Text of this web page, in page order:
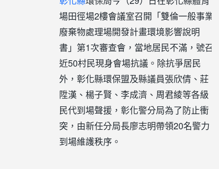
場田徑場2樓會議室召開「雙倫一般事業
廢棄物處理場開發計畫環境影響說明
書」第1次審查會，當地居民不滿，號召
近50村民現身會場抗議。除抗爭居民
外，彰化縣環保盟及縣議員張欣倩、莊
陞漢、楊子賢、李成濟、周君綾等各級
民代到場聲援，彰化警分局為了防止衝
突，由新任分局長廖志明帶領20名警力
到場維護秩序。